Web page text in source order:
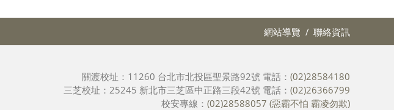
網站導覽 聯絡資訊
關渡校址：11260 台北市北投區聖景路92號 電話： (02)28584180
三芝校址：25245 新北市三芝區中正路三段42號 電話： (02)26366799
校安專線： (02)28588057 (惡霸不怕 霸凌勿欺)